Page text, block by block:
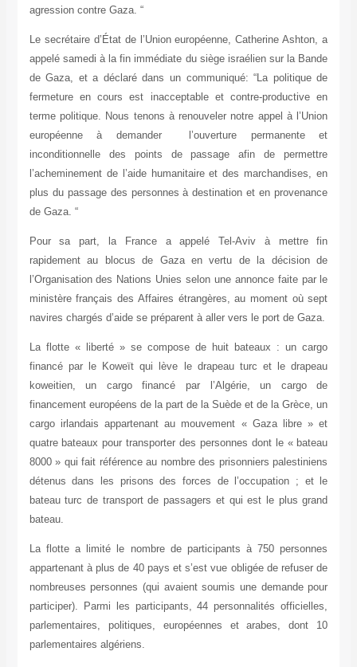
agression contre Gaza. “
Le secrétaire d’État de l’Union européenne, Catherine Ashton, a
appelé samedi à la fin immédiate du siège israélien sur la Bande
de Gaza, et a déclaré dans un communiqué: “La politique de
fermeture en cours est inacceptable et contre-productive en
terme politique. Nous tenons à renouveler notre appel à l’Union
européenne à demander l’ouverture permanente et
inconditionnelle des points de passage afin de permettre
l’acheminement de l’aide humanitaire et des marchandises, en
plus du passage des personnes à destination et en provenance
de Gaza. “
Pour sa part, la France a appelé Tel-Aviv à mettre fin
rapidement au blocus de Gaza en vertu de la décision de
l’Organisation des Nations Unies selon une annonce faite par le
ministère français des Affaires étrangères, au moment où sept
navires chargés d’aide se préparent à aller vers le port de Gaza.
La flotte « liberté » se compose de huit bateaux : un cargo
financé par le Koweït qui lève le drapeau turc et le drapeau
koweitien, un cargo financé par l’Algérie, un cargo de
financement européens de la part de la Suède et de la Grèce, un
cargo irlandais appartenant au mouvement « Gaza libre » et
quatre bateaux pour transporter des personnes dont le « bateau
8000 » qui fait référence au nombre des prisonniers palestiniens
détenus dans les prisons des forces de l’occupation ; et le
bateau turc de transport de passagers et qui est le plus grand
bateau.
La flotte a limité le nombre de participants à 750 personnes
appartenant à plus de 40 pays et s’est vue obligée de refuser de
nombreuses personnes (qui avaient soumis une demande pour
participer). Parmi les participants, 44 personnalités officielles,
parlementaires, politiques, européennes et arabes, dont 10
parlementaires algériens.